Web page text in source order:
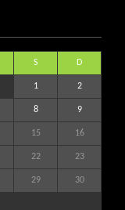
S D
1 2
8 9
15 16
22 23
29 30